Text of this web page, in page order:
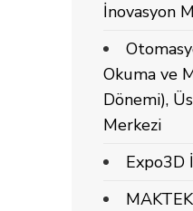
İnovasyon
Okuma ve
Dönemi),
Merkezi
Expo3D